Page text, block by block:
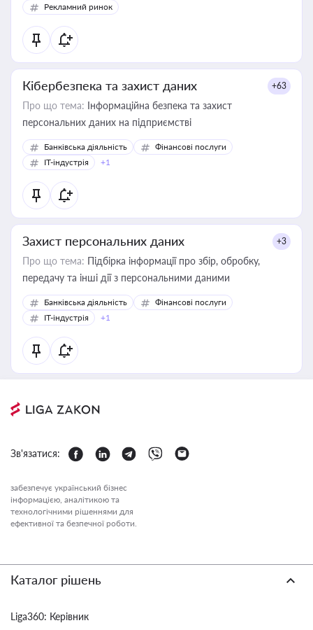
Рекламний ринок
Кібербезпека та захист даних +63
Про що тема: Інформаційна безпека та захист
персональних даних на підприємстві
Банківська діяльність
Фінансові послуги
IT-індустрія
+1
Захист персональних даних +3
Про що тема: Підбірка інформації про збір, обробку,
передачу та інші дії з персональними даними
Банківська діяльність
Фінансові послуги
IT-індустрія
+1
Зв'язатися:
забезпечує український бізнес
інформацією, аналітикою та
технологічними рішеннями для
ефективної та безпечної роботи.
Каталог рішень
Liga360: Керівник